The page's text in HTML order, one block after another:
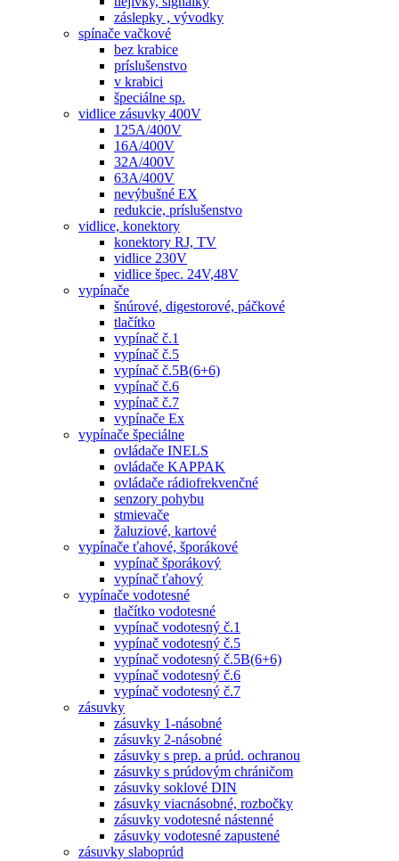
záslepky , vývodky
spínače vačkové
bez krabice
príslušenstvo
v krabici
špeciálne sp.
vidlice zásuvky 400V
125A/400V
16A/400V
32A/400V
63A/400V
nevýbušné EX
redukcie, príslušenstvo
vidlice, konektory
konektory RJ, TV
vidlice 230V
vidlice špec. 24V,48V
vypínače
šnúrové, digestorové, páčkové
tlačítko
vypínač č.1
vypínač č.5
vypínač č.5B(6+6)
vypínač č.6
vypínač č.7
vypínače Ex
vypínače špeciálne
ovládače INELS
ovládače KAPPAK
ovládače rádiofrekvenčné
senzory pohybu
stmievače
žaluziové, kartové
vypínače ťahové, šporákové
vypínač šporákový
vypínač ťahový
vypínače vodotesné
tlačítko vodotesné
vypínač vodotesný č.1
vypínač vodotesný č.5
vypínač vodotesný č.5B(6+6)
vypínač vodotesný č.6
vypínač vodotesný č.7
zásuvky
zásuvky 1-násobné
zásuvky 2-násobné
zásuvky s prep. a prúd. ochranou
zásuvky s prúdovým chráničom
zásuvky soklové DIN
zásuvky viacnásobné, rozbočky
zásuvky vodotesné nástenné
zásuvky vodotesné zapustené
zásuvky slaboprúd